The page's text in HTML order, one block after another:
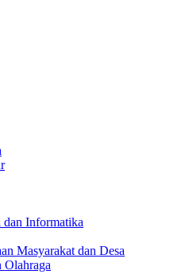
Informatika
Masyarakat dan Desa
Olahraga